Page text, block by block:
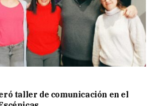
taller de comunicación en el